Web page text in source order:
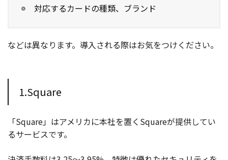
対応するカードの種類、ブランド
などは異なります。導入される際はお気をつけください。
1.Square
「Square」はアメリカに本社を置くSquareが提供してい
るサービスです。